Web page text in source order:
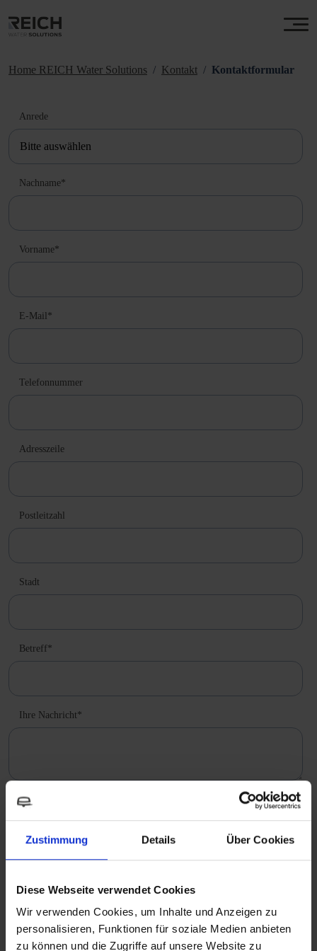
Zustimmung Details Über Cookies
Diese Webseite verwendet Cookies
Wir verwenden Cookies, um Inhalte und Anzeigen zu
personalisieren, Funktionen für soziale Medien anbieten
zu können und die Zugriffe auf unsere Website zu
Home REICH Water Solutions Kontakt Kontaktformular
Anrede
Nachname*
Vorname*
E-Mail *
Telefonnummer
Adresszeile
Postleitzahl
Stadt
Betreff*
Ihre Nachricht*
DieDatenschutzerklärunghabe ich zur Kenntnis
genommen.*
persönlichen Daten nur zur Verwaltung Ihres Kontos und zur
Bereitstellung der von Ihnen angeforderten Produkte und